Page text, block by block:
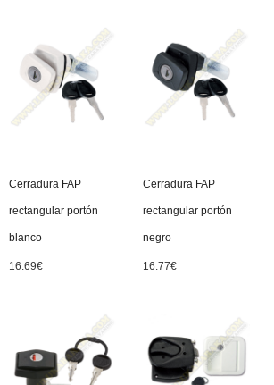
Cerradura FAP
rectangular portón
blanco
16.69€
Cerradura FAP
rectangular portón
negro
16.77€